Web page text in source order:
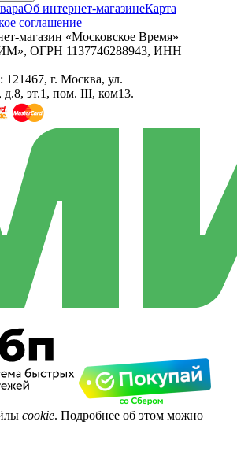
Об интернет-магазинеКарта
соглашение
магазин «Московское Время»
ОГРН 1137746288943, ИНН
г. Москва, ул.
д.8, эт.1, пом. III, ком13.
cookie. Подробнее об этом можно